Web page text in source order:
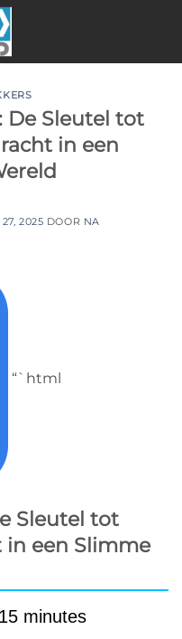
De Sleutel tot
in een
2025 DOOR NA
“`html
Sleutel tot
in een Slimme
minutes